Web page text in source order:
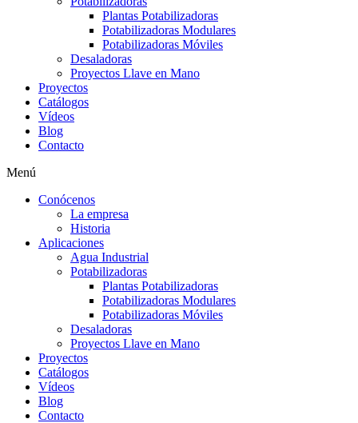
Plantas Potabilizadoras
Potabilizadoras Modulares
Potabilizadoras Móviles
Desaladoras
Proyectos Llave en Mano
Proyectos
Catálogos
Vídeos
Blog
Contacto
Menú
Conócenos
La empresa
Historia
Aplicaciones
Agua Industrial
Potabilizadoras
Plantas Potabilizadoras
Potabilizadoras Modulares
Potabilizadoras Móviles
Desaladoras
Proyectos Llave en Mano
Proyectos
Catálogos
Vídeos
Blog
Contacto